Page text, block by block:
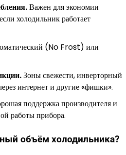
Важен для экономии
холодильник работает
(No Frost) или
Зоны свежести, инверторный
интернет и другие «фишки».
поддержка производителя и
работы прибора.
объём холодильника?